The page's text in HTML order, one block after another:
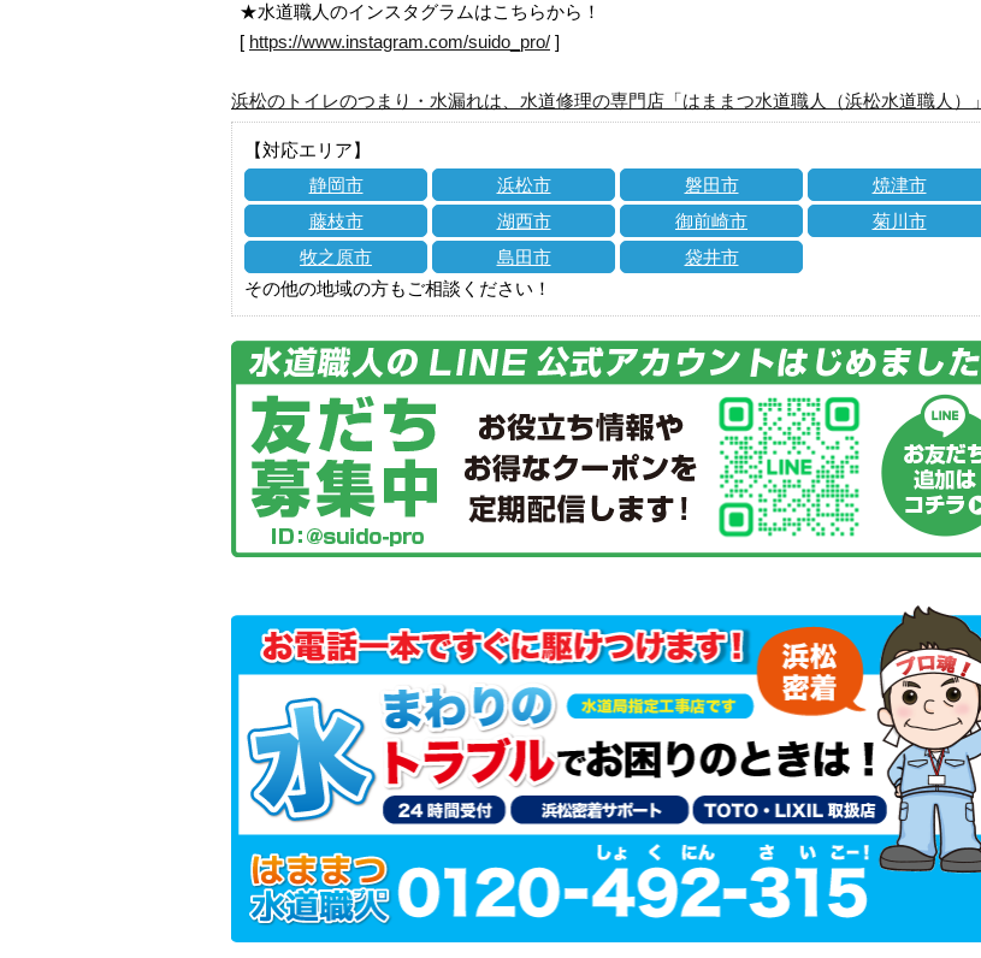
★水道職人のインスタグラムはこちらから！
[ https://www.instagram.com/suido_pro/ ]
浜松のトイレのつまり・水漏れは、水道修理の専門店「はままつ水道職人（浜松水道職人）」
【対応エリア】
静岡市
浜松市 磐田市
焼津市
藤枝市
湖西市 御前崎市
菊川市
牧之原市
島田市
袋井市
その他の地域の方もご相談ください！